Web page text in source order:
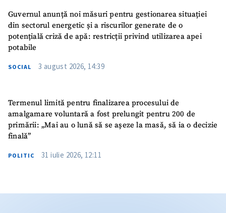
Guvernul anunță noi măsuri pentru gestionarea situației
din sectorul energetic și a riscurilor generate de o
potențială criză de apă: restricții privind utilizarea apei
potabile
SOCIAL 3 august 2026, 14:39
Termenul limită pentru finalizarea procesului de
amalgamare voluntară a fost prelungit pentru 200 de
primării: „Mai au o lună să se așeze la masă, să ia o decizie
finală”
POLITIC 31 iulie 2026, 12:11